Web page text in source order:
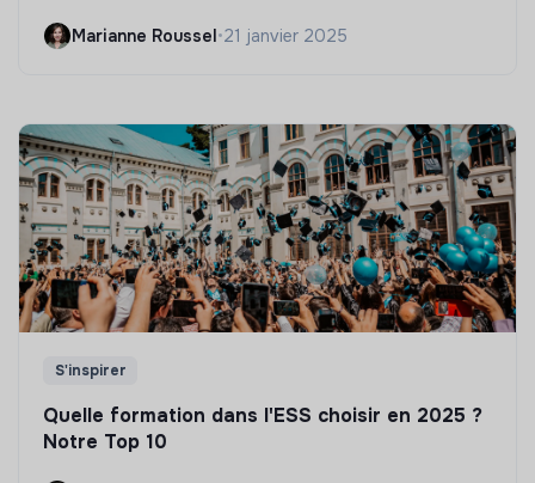
Marianne Roussel•21 janvier 2025
S'inspirer
Quelle formation dans l'ESS choisir en 2025 ?
Notre Top 10